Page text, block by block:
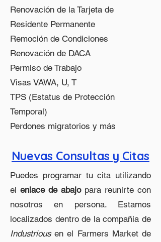
Renovación de la Tarjeta de
Residente Permanente
Remoción de Condiciones
Renovación de DACA
Permiso de Trabajo
Visas VAWA, U, T
TPS (Estatus de Protección
Temporal)
Perdones migratorios y más
Nuevas Consultas y Citas
Puedes programar tu cita utilizando
el enlace de abajopara reunirte con
nosotros en persona. Estamos
localizados dentro de la compañia de
Industriousen el Farmers Market de